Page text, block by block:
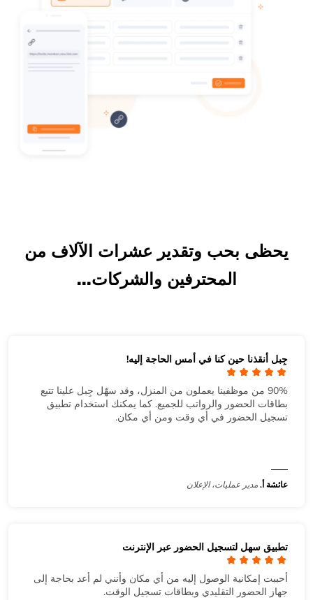
يحظى بحب وتقدير عشرات الآلاف من
المحترفين والشركات...
جِبل أنقذنا حين كنا في أمس الحاجة إليه!
90% من موظفينا يعملون من المنزل، وقد سهّل جِبل علينا تتبع
بطاقات الحضور والرواتب للجميع. كما يمكنك استخدام تطبيق
تسجيل الحضور في أي وقت ومن أي مكان.
عائشة أ.مدير عمليات، الإعلان
تطبيق سهل لتسجيل الحضور عبر الإنترنت
أحببت إمكانية الوصول إليه من أي مكان وأنني لم أعد بحاجة إلى
جهاز الحضور التقليدي وبطاقات تسجيل الوقت.